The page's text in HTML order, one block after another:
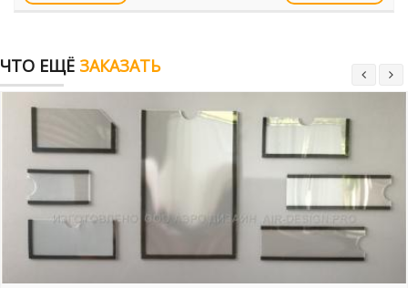
ЧТО ЕЩЁ ЗАКАЗАТЬ